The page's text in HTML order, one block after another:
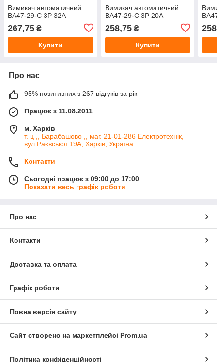
Вимикач автоматичний
ВА47-29-С 3Р 32А
267,75 ₴
Купити
Вимикач автоматичний
ВА47-29-С 3Р 20А
258,75₴
Купити
Про нас
95% позитивних з 267 відгуків за рік
Працює з 11.08.2011
м. Харків
т. ц ,, Барабашово ,, маг. 21-01-286 Електротехнік,
вул.Раєвської 19А, Харків, Україна
Контакти
Сьогодні працює з 09:00 до 17:00
Показати весь графік роботи
Про нас
Контакти
Доставка та оплата
Графік роботи
Повна версія сайту
Сайт створено на маркетплейсі Prom.ua
Політика конфіденційності